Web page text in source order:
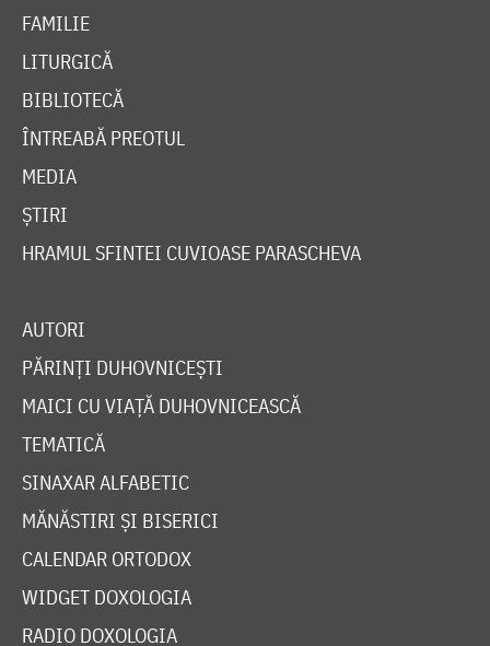
FAMILIE
LITURGICĂ
BIBLIOTECĂ
ÎNTREABĂ PREOTUL
MEDIA
ȘTIRI
HRAMUL SFINTEI CUVIOASE PARASCHEVA
AUTORI
PĂRINȚI DUHOVNICEȘTI
MAICI CU VIAȚĂ DUHOVNICEASCĂ
TEMATICĂ
SINAXAR ALFABETIC
MĂNĂSTIRI ȘI BISERICI
CALENDAR ORTODOX
WIDGET DOXOLOGIA
RADIO DOXOLOGIA